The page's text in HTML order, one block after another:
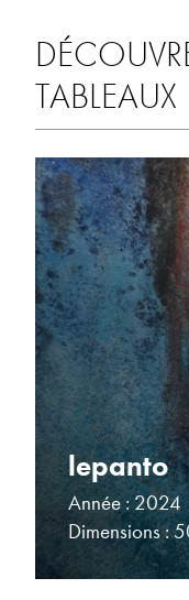
TABLEAUX
lepanto
Année : 2024
Dimensions :